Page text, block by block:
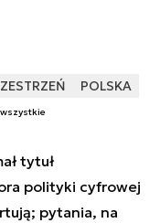
POLSKA
tytuł
polityki cyfrowej
pytania, na